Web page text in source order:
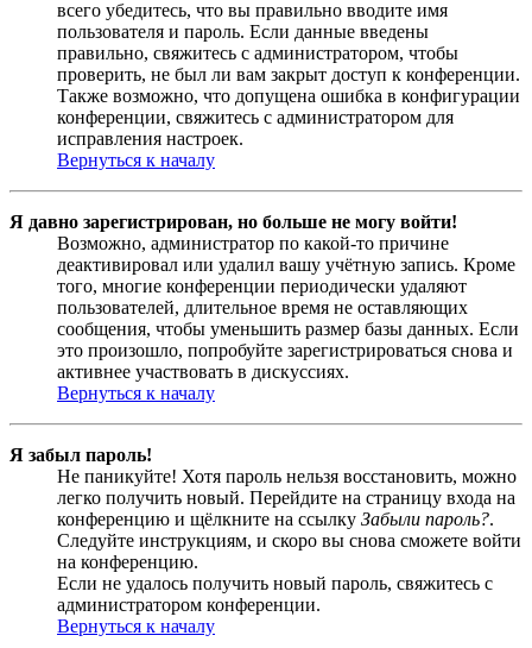
всего убедитесь, что вы правильно вводите имя
пользователя и пароль. Если данные введены
правильно, свяжитесь с администратором, чтобы
проверить, не был ли вам закрыт доступ к конференции.
Также возможно, что допущена ошибка в конфигурации
конференции, свяжитесь с администратором для
исправления настроек.
Вернуться к началу
Я давно зарегистрирован, но больше не могу войти!
Возможно, администратор по какой-то причине
деактивировал или удалил вашу учётную запись. Кроме
того, многие конференции периодически удаляют
пользователей, длительное время не оставляющих
сообщения, чтобы уменьшить размер базы данных. Если
это произошло, попробуйте зарегистрироваться снова и
активнее участвовать в дискуссиях.
Вернуться к началу
Я забыл пароль!
Не паникуйте! Хотя пароль нельзя восстановить, можно
легко получить новый. Перейдите на страницу входа на
конференцию и щёлкните на ссылку Забыли пароль?.
Следуйте инструкциям, и скоро вы снова сможете войти
на конференцию.
Если не удалось получить новый пароль, свяжитесь с
администратором конференции.
Вернуться к началу